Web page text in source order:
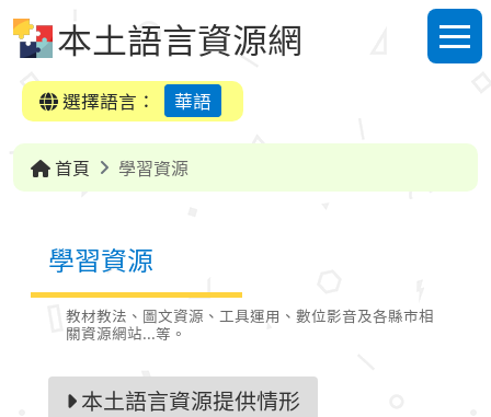
本土語言資源網
選單
選擇語言：
華語
首頁 學習資源
學習資源
教材教法、圖文資源、工具運用、數位影音及各縣市相
關資源網站...等。
本土語言資源提供情形